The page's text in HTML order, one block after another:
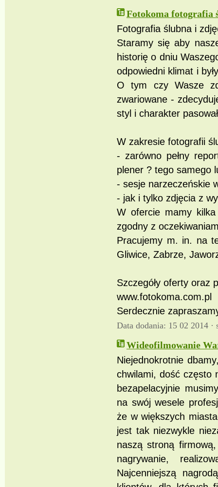
Fotokoma fotografia
Fotografia ślubna i
Staramy się aby
historię o dniu
odpowiedni klimat i
O tym czy Wasze
zwariowane -
styl i charakter
W zakresie fotografii
- zarówno pełny
plener ? tego samego
- sesje narzeczeńskie
- jak i tylko zdjęcia z
W ofercie mamy
zgodny z
Pracujemy m. in. na
Gliwice, Zabrze,
Szczegóły oferty oraz
www.fotokoma.com.pl
Serdecznie
Data dodania: 15 02 2014 ·
Wideofilmowanie
Niejednokrotnie
chwilami, dość często
bezapelacyjnie
na swój wesele
że w większych
jest tak niezwykle
naszą stroną
nagrywanie,
Najcenniejszą